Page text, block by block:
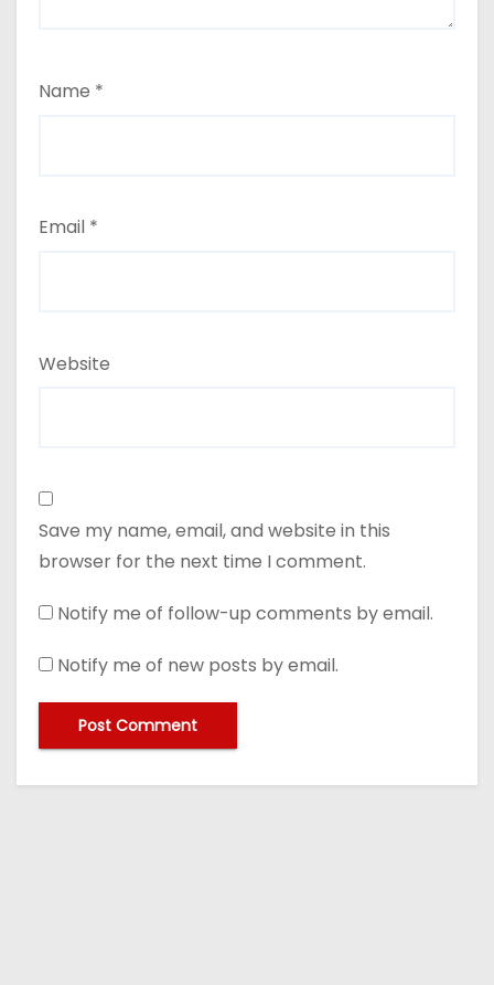
Name *
Email *
Website
Save my name, email, and website in this
browser for the next time I comment.
Notify me of follow-up comments by email.
Notify me of new posts by email.